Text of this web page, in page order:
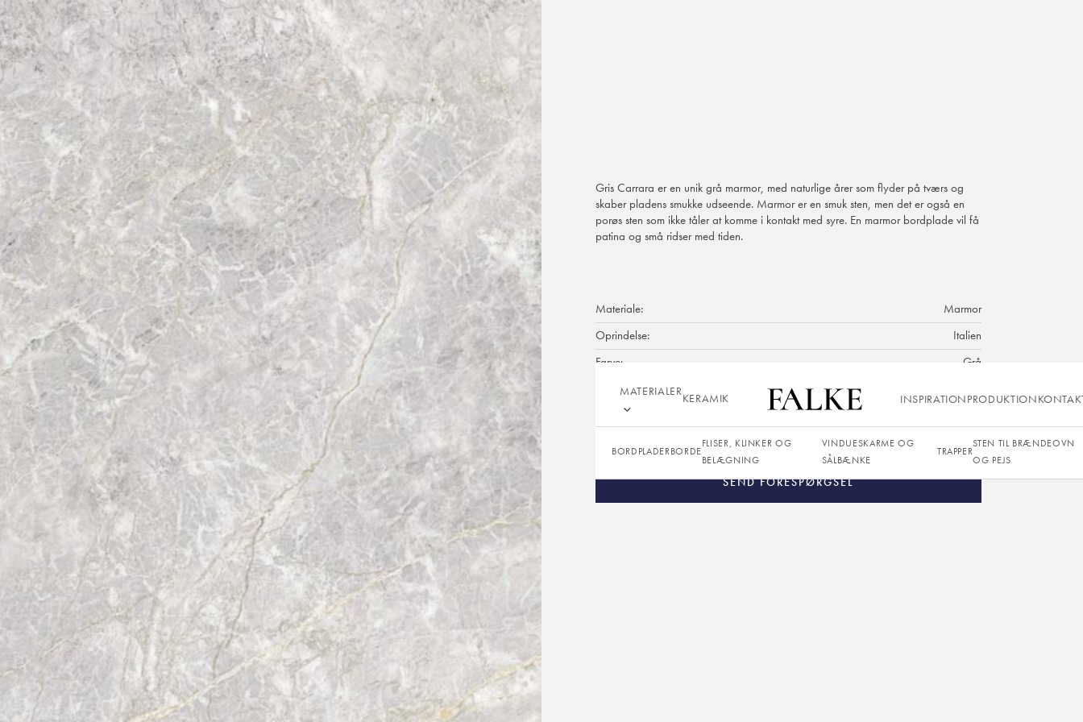
Gris Carrara er en unik grå marmor, med naturlige årer som flyder på tværs og
skaber pladens smukke udseende. Marmor er en smuk sten, men det er også en
porøs sten som ikke tåler at komme i kontakt med syre. En marmor bordplade vil få
patina og små ridser med tiden.
Materiale:
Marmor
Oprindelse:
Italien
Farve:
Grå
Overflade:
Tykkelser:
SEND FORESPØRGSEL
MATERIALER
KERAMIK INSPIRATIONPRODUKTION
BORDPLADERBORDE
FLISER, KLINKER OG
BELÆGNING
VINDUESKARME OG
SÅLBÆNKE
TRAPPER
STEN TIL BRÆNDEOVN
OG PEJS